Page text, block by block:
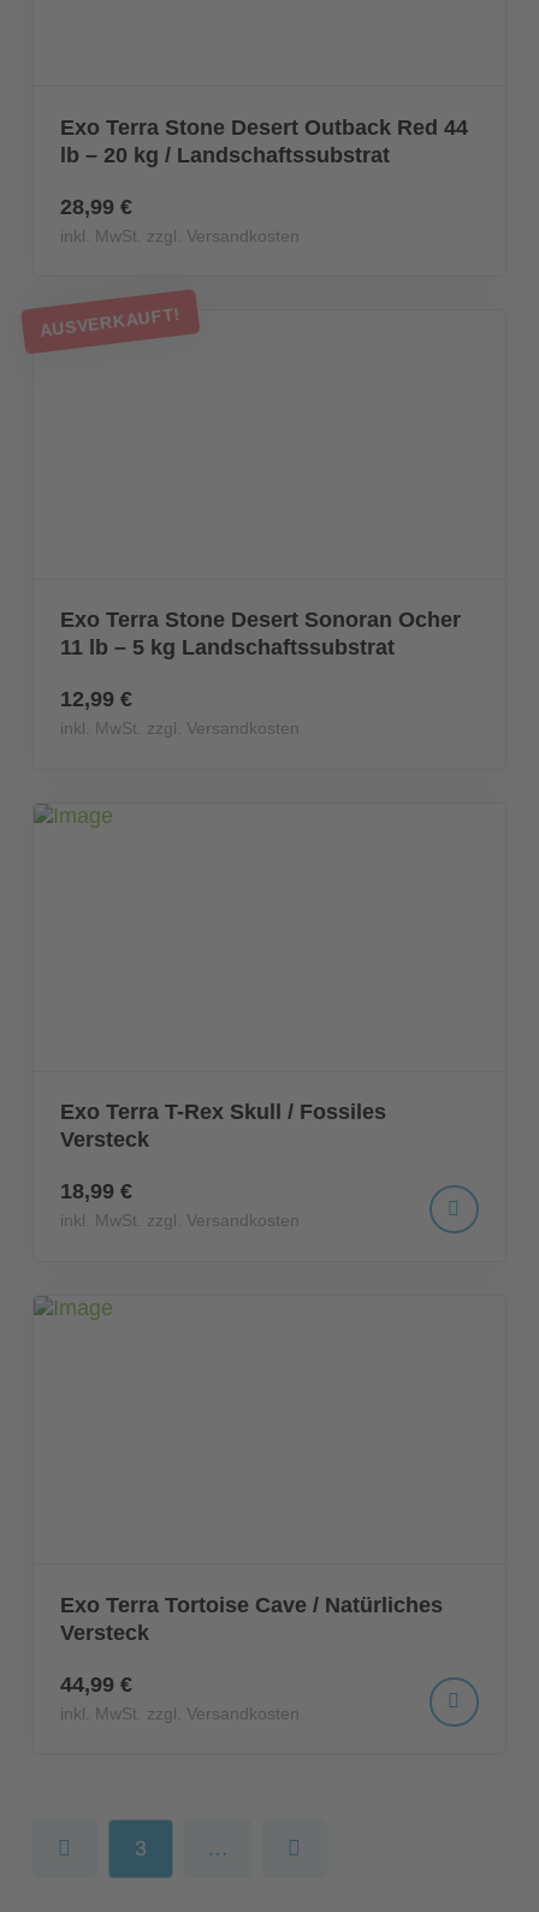
Exo Terra Stone Desert Outback Red 44
lb – 20 kg / Landschaftssubstrat
28,99 €
inkl. MwSt. zzgl. Versandkosten
Exo Terra Stone Desert Sonoran Ocher
11 lb – 5 kg Landschaftssubstrat
12,99 €
inkl. MwSt. zzgl. Versandkosten
AUSVERKAUFT!
Exo Terra T-Rex Skull / Fossiles
Versteck
18,99 €
inkl. MwSt. zzgl. Versandkosten
Exo Terra Tortoise Cave / Natürliches
Versteck
44,99 €
inkl. MwSt. zzgl. Versandkosten
Prev 3 … Next